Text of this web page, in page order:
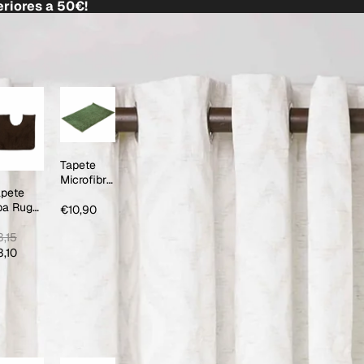
a 50€!
Rug
Tapete
Microfibre
€10,90